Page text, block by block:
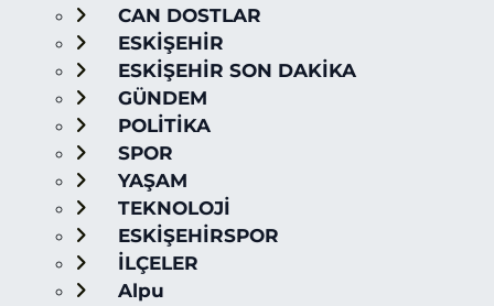
CAN DOSTLAR
ESKİŞEHİR
ESKİŞEHİR SON DAKİKA
GÜNDEM
POLİTİKA
SPOR
YAŞAM
TEKNOLOJİ
ESKİŞEHİRSPOR
İLÇELER
Alpu